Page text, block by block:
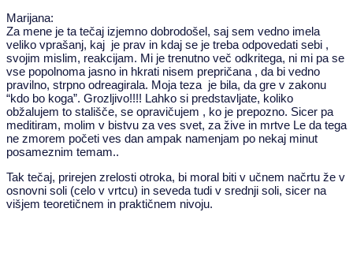
Marijana:
Za mene je ta tečaj izjemno dobrodošel, saj sem vedno imela
veliko vprašanj, kaj je prav in kdaj se je treba odpovedati sebi ,
svojim mislim, reakcijam. Mi je trenutno več odkritega, ni mi pa se
vse popolnoma jasno in hkrati nisem prepričana , da bi vedno
pravilno, strpno odreagirala. Moja teza je bila, da gre v zakonu
“kdo bo koga”. Grozljivo!!!! Lahko si predstavljate, koliko
obžalujem to stališče, se opravičujem , ko je prepozno. Sicer pa
meditiram, molim v bistvu za ves svet, za žive in mrtve Le da tega
ne zmorem početi ves dan ampak namenjam po nekaj minut
posameznim temam..
Tak tečaj, prirejen zrelosti otroka, bi moral biti v učnem načrtu že v
osnovni soli (celo v vrtcu) in seveda tudi v srednji soli, sicer na
višjem teoretičnem in praktičnem nivoju.